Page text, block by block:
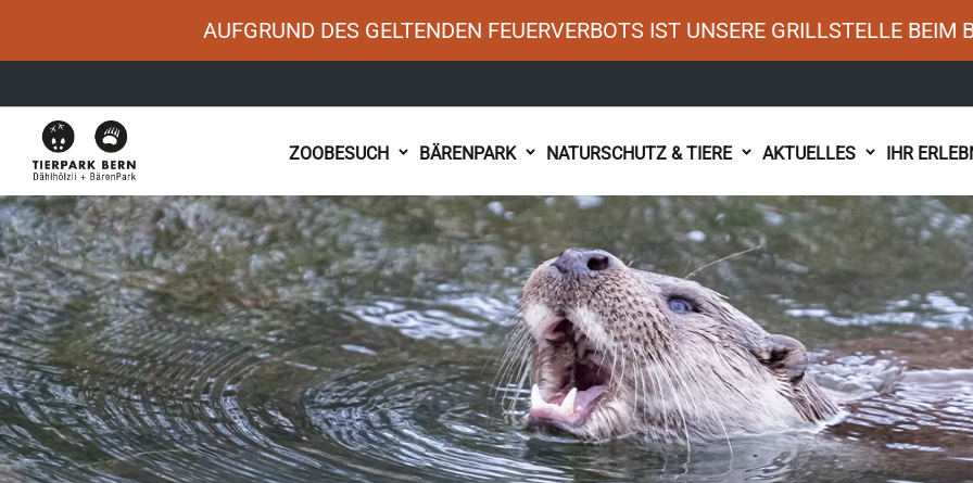
AUFGRUND DES GELTENDEN FEUERVERBOTS IST UNSERE GRILLSTELLE BEIM
navigation
ZOOBESUCH BÄRENPARK NATURSCHUTZ & TIERE AKTUELLES IHR